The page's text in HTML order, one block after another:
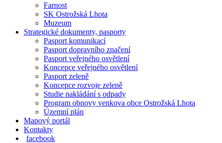
Farnost
SK Ostrožská Lhota
Muzeum
Strategické dokumenty, pasporty
Pasport komunikací
Pasport dopravního značení
Pasport veřejného osvětlení
Koncepce veřejného osvětlení
Pasport zeleně
Koncepce rozvoje zeleně
Studie nakládání s odpady
Program obnovy venkova obce Ostrožská Lhota
Územní plán
Mapový portál
Kontakty
facebook